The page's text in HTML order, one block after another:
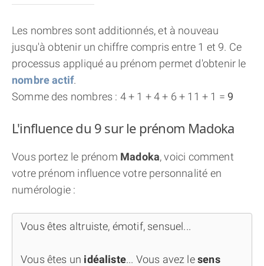
Les nombres sont additionnés, et à nouveau
jusqu'à obtenir un chiffre compris entre 1 et 9. Ce
processus appliqué au prénom permet d'obtenir le
nombre actif.
Somme des nombres : 4 + 1 + 4 + 6 + 11 + 1 = 9
L'influence du 9 sur le prénom Madoka
Vous portez le prénom Madoka, voici comment
votre prénom influence votre personnalité en
numérologie :
Vous êtes altruiste, émotif, sensuel...
Vous êtes un idéaliste... Vous avez lesens